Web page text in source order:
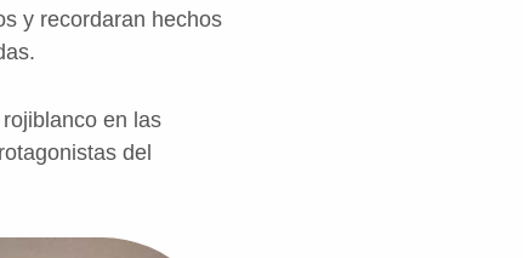
y recordaran hechos
en las
del